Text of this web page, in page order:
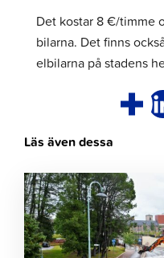
Det kostar 8 €/timme
bilarna. Det finns
elbilarna på stadens
Läs även dessa
Klicka
för
att
läsa
artikeln